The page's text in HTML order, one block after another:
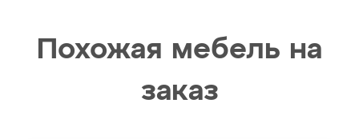
Похожая мебель на
заказ